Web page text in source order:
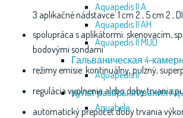
Aquapedis II A
Aquapedis II AH
Aquapedis II MUD
Гальваническая 4-
Aquapedis II
пульт рaзбрызгивaния
Aquabela
3 aplikačné nádstavce: 1 cm 2 , 5 cm 2 ,
spolupráca s aplikátormi: skenovacím,
bodovými sondami
režimy emisie: kontinuálny, pulzný,
regulácia vyplnenia alebo doby trvania
automatický prepočet doby trvania